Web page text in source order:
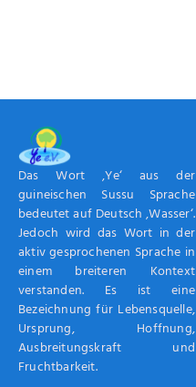
Das Wort ‚Ye‘ aus der
guineischen Sussu Sprache
bedeutet auf Deutsch ‚Wasser‘.
Jedoch wird das Wort in der
aktiv gesprochenen Sprache in
einem breiteren Kontext
verstanden. Es ist eine
Bezeichnung für Lebensquelle,
Ursprung, Hoffnung,
Ausbreitungskraft und
Fruchtbarkeit.